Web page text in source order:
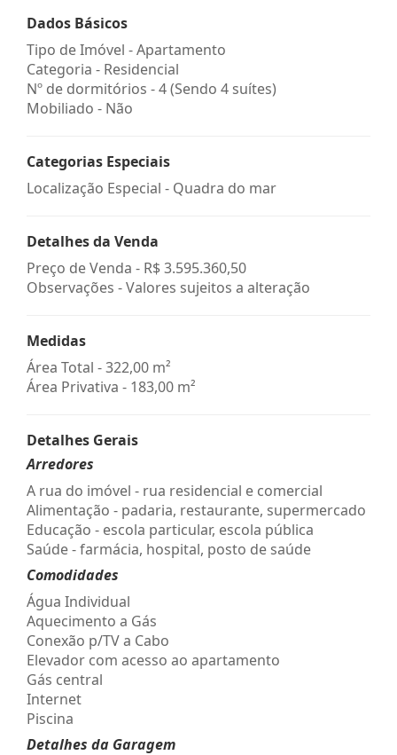
Dados Básicos
Tipo de Imóvel - Apartamento
Categoria - Residencial
Nº de dormitórios - 4 (Sendo 4 suítes)
Mobiliado - Não
Categorias Especiais
Localização Especial - Quadra do mar
Detalhes da Venda
Preço de Venda - R$ 3.595.360,50
Observações - Valores sujeitos a alteração
Medidas
Área Total - 322,00 m²
Área Privativa - 183,00 m²
Detalhes Gerais
Arredores
A rua do imóvel - rua residencial e comercial
Alimentação - padaria, restaurante, supermercado
Educação - escola particular, escola pública
Saúde - farmácia, hospital, posto de saúde
Comodidades
Água Individual
Aquecimento a Gás
Conexão p/TV a Cabo
Elevador com acesso ao apartamento
Gás central
Internet
Piscina
Detalhes da Garagem